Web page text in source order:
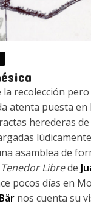
recolección pero
atenta puesta en
herederas de
asamblea de
Tenedor Librede
pocos días en
nos cuenta su